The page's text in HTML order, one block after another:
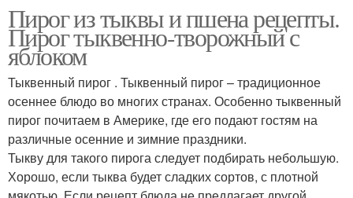
Пирог из тыквы и пшена рецепты.
Пирог тыквенно-творожный с
яблоком
Тыквенный пирог . Тыквенный пирог – традиционное
осеннее блюдо во многих странах. Особенно тыквенный
пирог почитаем в Америке, где его подают гостям на
различные осенние и зимние праздники.
Тыкву для такого пирога следует подбирать небольшую.
Хорошо, если тыква будет сладких сортов, с плотной